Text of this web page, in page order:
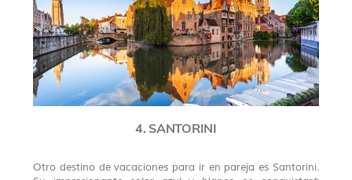
4. SANTORINI
Otro destino de vacaciones para ir en pareja es Santorini.